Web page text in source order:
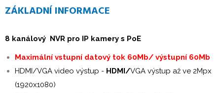
ZÁKLADNÍ INFORMACE
8 kanálový NVR pro IP kamery s PoE
Maximální vstupní datový tok 60Mb/ výstupní 60Mb
HDMI/VGA video výstup - HDMI/VGA výstup až ve 2Mpx
(1920x1080)